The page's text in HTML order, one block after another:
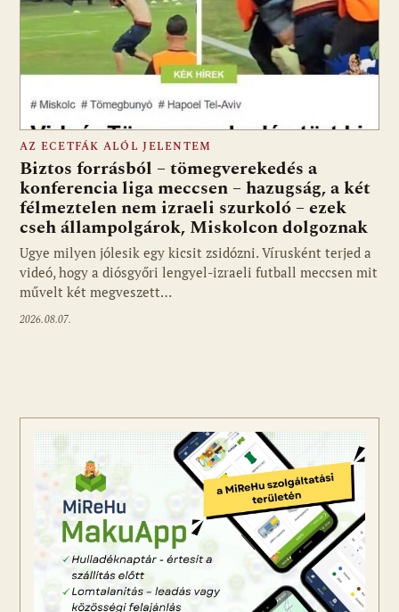
AZ ECETFÁK ALÓL JELENTEM
Biztos forrásból – tömegverekedés a
konferencia liga meccsen – hazugság, a két
félmeztelen nem izraeli szurkoló – ezek
cseh állampolgárok, Miskolcon dolgoznak
Ugye milyen jólesik egy kicsit zsidózni. Vírusként terjed a
videó, hogy a diósgyőri lengyel-izraeli futball meccsen mit
művelt két megveszett…
2026.08.07.